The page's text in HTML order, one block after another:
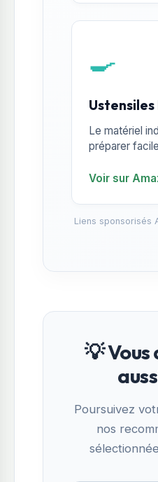
🍳
Le matériel
préparer
Voir sur
Liens sponsorisés
💡
Poursuivez
nos